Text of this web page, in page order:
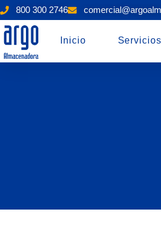
800 300 2746
Inicio Servicios